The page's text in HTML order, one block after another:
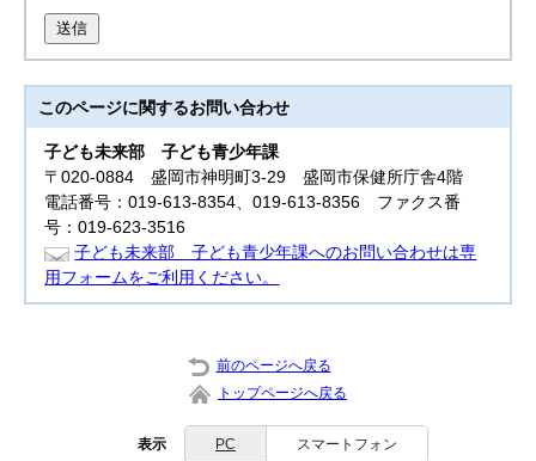
送信
このページに関するお問い合わせ
子ども未来部子ども青少年課
〒020-0884 盛岡市神明町3-29 盛岡市保健所庁舎4階
電話番号：019-613-8354、019-613-8356 ファクス番
号：019-623-3516
子ども未来部 子ども青少年課へのお問い合わせは専
用フォームをご利用ください。
前のページへ戻る
トップページへ戻る
表示 PC スマートフォン